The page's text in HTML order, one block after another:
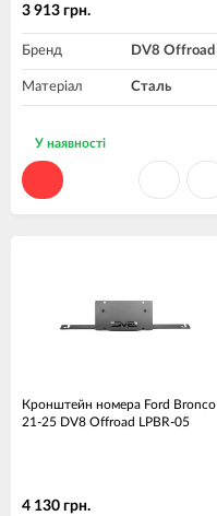
3 913 грн.
Бренд DV8 Offroad
Матеріал Сталь
У наявності
Кронштейн номера Ford Bronco
21-25 DV8 Offroad LPBR-05
4 130 грн.